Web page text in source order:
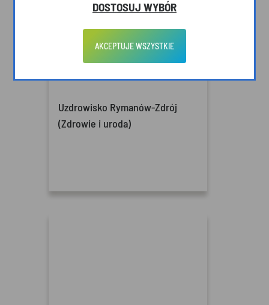
Uzdrowisko Rymanów-Zdrój
(Zdrowie i uroda)
DOSTOSUJ WYBÓR
AKCEPTUJE WSZYSTKIE